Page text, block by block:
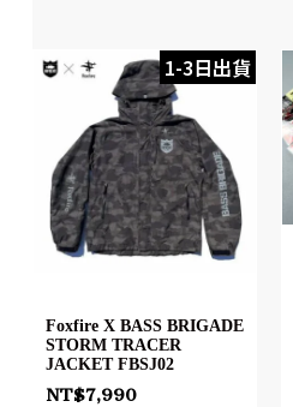
1-3日出貨
Foxfire X BASS BRIGADE
STORM TRACER
JACKET FBSJ02
NT$7,990